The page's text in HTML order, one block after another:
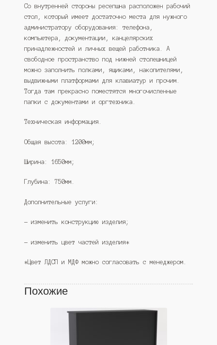
Со внутренней стороны ресепшна расположен рабочий
стол, который имеет достаточно места для нужного
администратору оборудования: телефона,
компьютера, документации, канцелярских
принадлежностей и личных вещей работника. А
свободное пространство под нижней столешницей
можно заполнить полками, ящиками, накопителями,
выдвижными платформами для клавиатур и прочим.
Тогда там прекрасно поместятся многочисленные
папки с документами и оргтехника.
Техническая информация.
Общая высота: 1200мм;
Ширина: 1650мм;
Глубина: 750мм.
Дополнительные услуги:
— изменить конструкцию изделия;
— изменить цвет частей изделия*
*Цвет ЛДСП и МДФ можно согласовать с менеджером.
Похожие